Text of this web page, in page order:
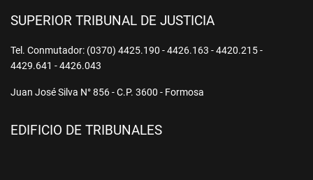
SUPERIOR TRIBUNAL DE JUSTICIA
Tel. Conmutador: (0370) 4425.190 - 4426.163 - 4420.215 -
4429.641 - 4426.043
Juan José Silva N° 856 - C.P. 3600 - Formosa
EDIFICIO DE TRIBUNALES